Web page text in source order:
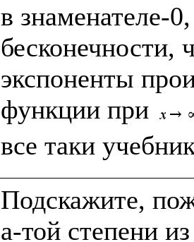
в знаменателе-
бесконечности,
экспоненты
функции при
Подскажите,
a-той степени